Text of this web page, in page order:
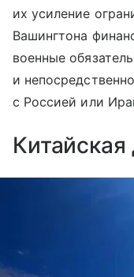
их усиление
Вашингтона
военные
и
с Россией или
Китайская